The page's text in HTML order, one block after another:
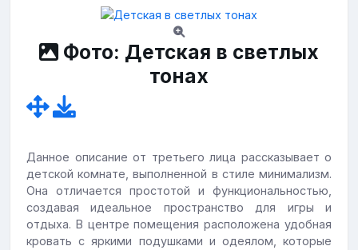
Фото: Детская в светлых
тонах
Данное описание от третьего лица рассказывает о
детской комнате, выполненной в стиле минимализм.
Она отличается простотой и функциональностью,
создавая идеальное пространство для игры и
отдыха. В центре помещения расположена удобная
кровать с яркими подушками и одеялом, которые